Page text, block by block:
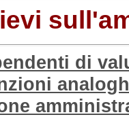
di